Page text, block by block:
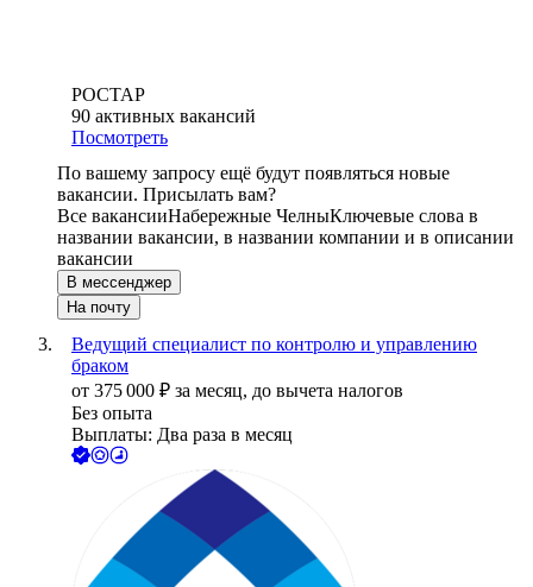
РОСТАР
90 активных вакансий
Посмотреть
По вашему запросу ещё будут появляться новые
вакансии. Присылать вам?
Все вакансииНабережные ЧелныКлючевые слова в
названии вакансии, в названии компании и в описании
вакансии
В мессенджер
На почту
Ведущий специалист по контролю и управлению
браком
от 375 000 ₽ за месяц, до вычета налогов
Без опыта
Выплаты: Два раза в месяц